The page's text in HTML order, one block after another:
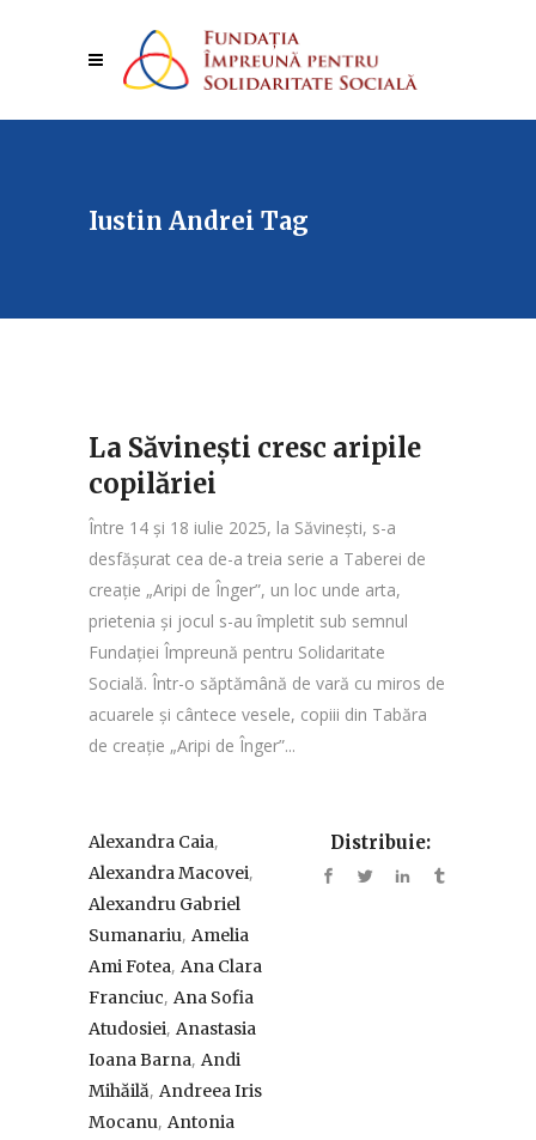
Iustin Andrei Tag
La Săvinești cresc aripile
copilăriei
Între 14 și 18 iulie 2025, la Săvinești, s-a
desfășurat cea de-a treia serie a Taberei de
creație „Aripi de Înger”, un loc unde arta,
prietenia și jocul s-au împletit sub semnul
Fundației Împreună pentru Solidaritate
Socială. Într-o săptămână de vară cu miros de
acuarele și cântece vesele, copiii din Tabăra
de creație „Aripi de Înger”...
Alexandra Caia,
Alexandra Macovei,
Alexandru Gabriel
Sumanariu, Amelia
Ami Fotea, Ana Clara
Franciuc, Ana Sofia
Atudosiei, Anastasia
Ioana Barna, Andi
Mihăilă, Andreea Iris
Mocanu, Antonia
Distribuie: